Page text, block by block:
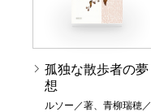
孤独な散歩者の夢
想
ルソー／著、青柳瑞穂／